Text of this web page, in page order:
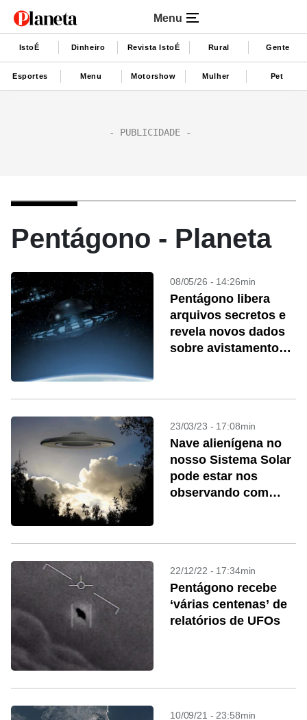
Menu
IstoÉ Dinheiro Revista IstoÉ Rural Gente
Esportes Menu Motorshow Mulher Pet
Pentágono - Planeta
08/05/26 - 14:26min
Pentágono libera
arquivos secretos e
revela novos dados
sobre avistamentos
23/03/23 - 17:08min
Nave alienígena no
nosso Sistema Solar
pode estar nos
observando com
Pentágono
22/12/22 - 17:34min
Pentágono recebe
‘várias centenas’ de
relatórios de UFOs
10/09/21 - 23:58min